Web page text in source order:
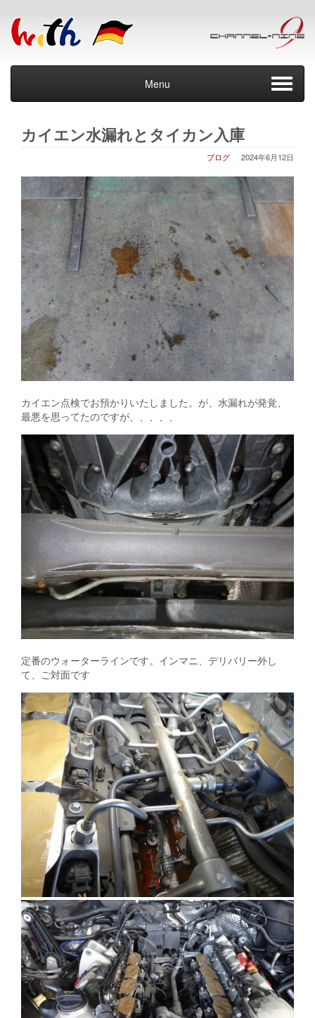
Menu
カイエン水漏れとタイカン入庫
2024年6月12日
ブログ
カイエン点検でお預かりいたしました。が、水漏れが発覚、
最悪を思ってたのですが、、、、、
定番のウォーターラインです。インマニ、デリバリー外し
て、ご対面です